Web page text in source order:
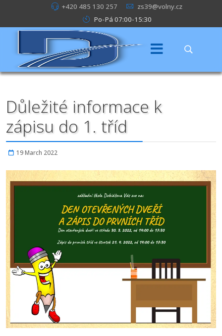
+420 485 130 257
zs39@volny.cz
Po-Pá 07:00-15:30
Důležité informace k
zápisu do 1. tříd
19 March 2022